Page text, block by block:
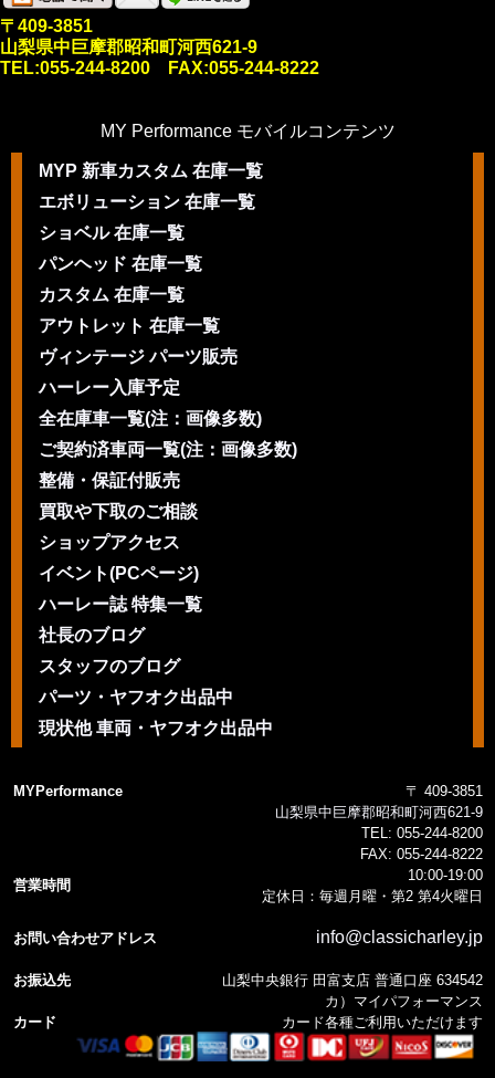
〒409-3851
山梨県中巨摩郡昭和町河西621-9
TEL:055-244-8200 FAX:055-244-8222
MY Performance モバイルコンテンツ
MYP 新車カスタム 在庫一覧
エボリューション 在庫一覧
ショベル 在庫一覧
パンヘッド 在庫一覧
カスタム 在庫一覧
アウトレット 在庫一覧
ヴィンテージ パーツ販売
ハーレー入庫予定
全在庫車一覧(注：画像多数)
ご契約済車両一覧(注：画像多数)
整備・保証付販売
買取や下取のご相談
ショップアクセス
イベント(PCページ)
ハーレー誌 特集一覧
社長のブログ
スタッフのブログ
パーツ・ヤフオク出品中
現状他 車両・ヤフオク出品中
MYPerformance
〒 409-3851
山梨県中巨摩郡昭和町河西621-9
TEL: 055-244-8200
FAX: 055-244-8222
営業時間
10:00-19:00
定休日：毎週月曜・第2 第4火曜日
お問い合わせアドレス info@classicharley.jp
お振込先
山梨中央銀行 田富支店 普通口座 634542
カ）マイパフォーマンス
カード
カード各種ご利用いただけます